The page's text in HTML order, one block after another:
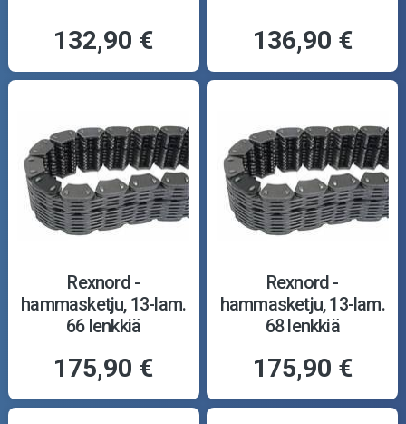
132,90 € 136,90 €
Rexnord -
hammasketju, 13-lam.
66 lenkkiä
175,90 €
Rexnord -
hammasketju, 13-lam.
68 lenkkiä
175,90 €